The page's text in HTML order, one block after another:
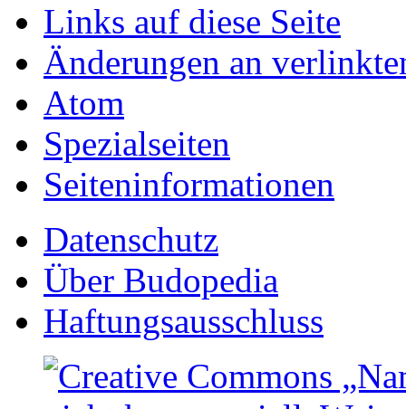
Links auf diese Seite
Änderungen an
Atom
Spezialseiten
Seiten­informationen
Datenschutz
Über Budopedia
Haftungsausschluss